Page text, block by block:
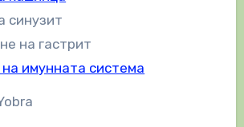
синузит
на гастрит
имунната система